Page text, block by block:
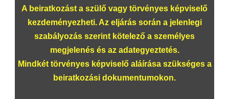
A beiratkozást a szülő vagy törvényes képviselő
kezdeményezheti. Az eljárás során a jelenlegi
szabályozás szerint kötelező a személyes
megjelenés és az adategyeztetés.
Mindkét törvényes képviselő aláírásaszükséges a
beiratkozási dokumentumokon.